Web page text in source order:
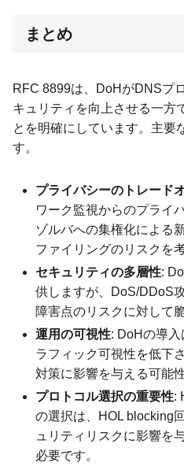
まとめ
RFC 8899は、DoHがDNSプ
キュリティを向上させる一方
とを明確にしています。主要
す。
プライバシーのトレード
ワーク監視からのプライ
ゾルバへの集権化による
ファイリングのリスクを
セキュリティの多層性:
供しますが、DoS/DDoS
障害点のリスクに対して
運用の可視性: DoHの導入
ラフィック可視性を低下
対策に影響を与える可能
プロトコル選択の重要性:
の選択は、HOL blocking
ュリティリスクに影響を
必要です。